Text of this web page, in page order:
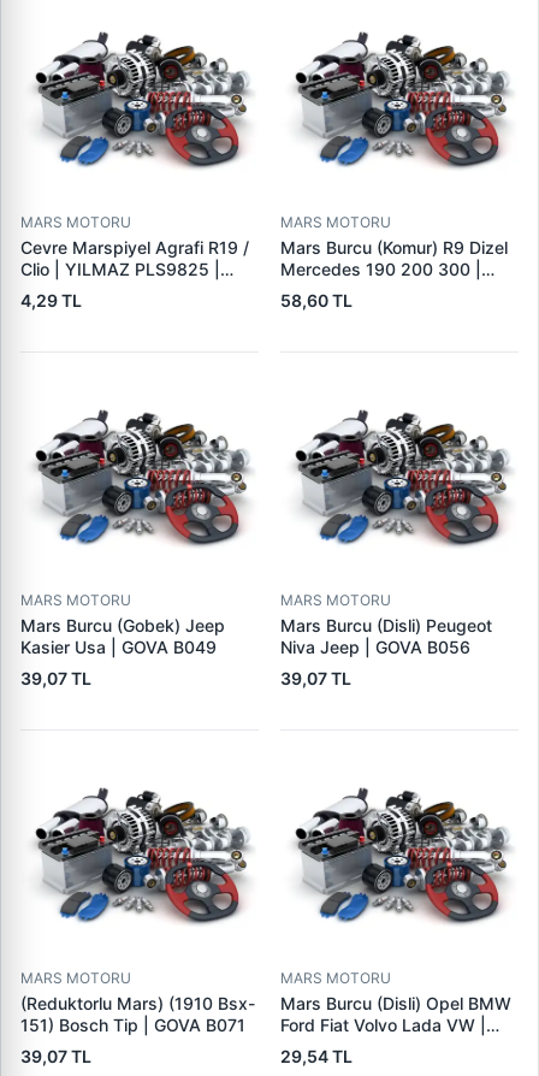
MARS MOTORU
Cevre Marspiyel Agrafi R19 /
Clio | YILMAZ PLS9825 |
OEM 7703077256
4,29 TL
MARS MOTORU
Mars Burcu (Komur) R9 Dizel
Mercedes 190 200 300 |
GOVA B047
58,60 TL
MARS MOTORU
Mars Burcu (Gobek) Jeep
Kasier Usa | GOVA B049
39,07 TL
MARS MOTORU
Mars Burcu (Disli) Peugeot
Niva Jeep | GOVA B056
39,07 TL
MARS MOTORU
(Reduktorlu Mars) (1910 Bsx-
151) Bosch Tip | GOVA B071
39,07 TL
MARS MOTORU
Mars Burcu (Disli) Opel BMW
Ford Fiat Volvo Lada VW |
GOVA B090
29,54 TL